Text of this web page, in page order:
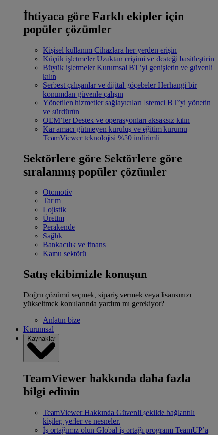
İhtiyaca göre Farklı ekipler için
popüler çözümler
Kişisel kullanım Cihazlara her yerden erişin
Küçük işletmeler Uzaktan erişimi ve desteği basitleştirin
Büyük işletmeler Kurumsal BT’yi genişletin ve güvenli
kılın
Serbest çalışanlar ve dijital göçebeler Herhangi bir
konumdan güvenle çalışın
Yönetilen hizmetler sağlayıcıları İstemci BT’yi yönetin
ve sürdürün
OEM’ler Destek ve operasyonları aksaksız kılın
Kar amacı gütmeyen kuruluş ve eğitim kurumu
TeamViewer teknolojisi %30 indirimli
Sektörlere göre Sektörlere göre
sıralanmış popüler çözümler
Otomotiv
Tarım
Lojistik
Üretim
Perakende
Sağlık
Bankacılık ve finans
Kamu sektörü
Satış ekibimizle konuşun
Doğru çözümü seçmek, sipariş vermek veya lisansınızı
yükseltmek konularında yardım mı gerekiyor?
Anlatın bize
Kurumsal
Kaynaklar
TeamViewer hakkında daha fazla
bilgi edinin
TeamViewer Hakkında Güvenli şekilde bağlantılı
kişiler, yerler ve nesneler.
İş ortağımız olun Global iş ortağı programı TeamUP’a